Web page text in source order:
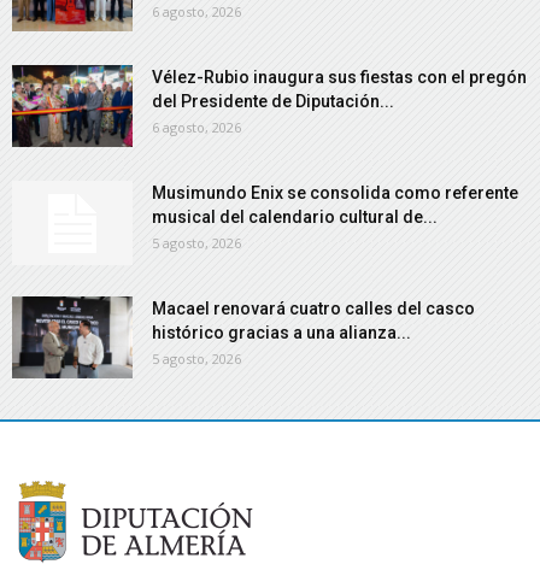
6 agosto, 2026
Vélez-Rubio inaugura sus fiestas con el pregón
del Presidente de Diputación...
6 agosto, 2026
Musimundo Enix se consolida como referente
musical del calendario cultural de...
5 agosto, 2026
Macael renovará cuatro calles del casco
histórico gracias a una alianza...
5 agosto, 2026